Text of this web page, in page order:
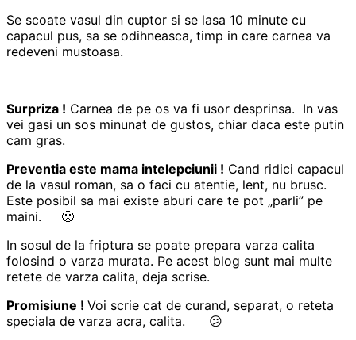
Se scoate vasul din cuptor si se lasa 10 minute cu
capacul pus, sa se odihneasca, timp in care carnea va
redeveni mustoasa.
Surpriza ! Carnea de pe os va fi usor desprinsa. In vas
vei gasi un sos minunat de gustos, chiar daca este putin
cam gras.
Preventia este mama intelepciunii ! Cand ridici capacul
de la vasul roman, sa o faci cu atentie, lent, nu brusc.
Este posibil sa mai existe aburi care te pot „parli” pe
maini. 🙁
In sosul de la friptura se poate prepara varza calita
folosind o varza murata. Pe acest blog sunt mai multe
retete de varza calita, deja scrise.
Promisiune ! Voi scrie cat de curand, separat, o reteta
speciala de varza acra, calita. 😕